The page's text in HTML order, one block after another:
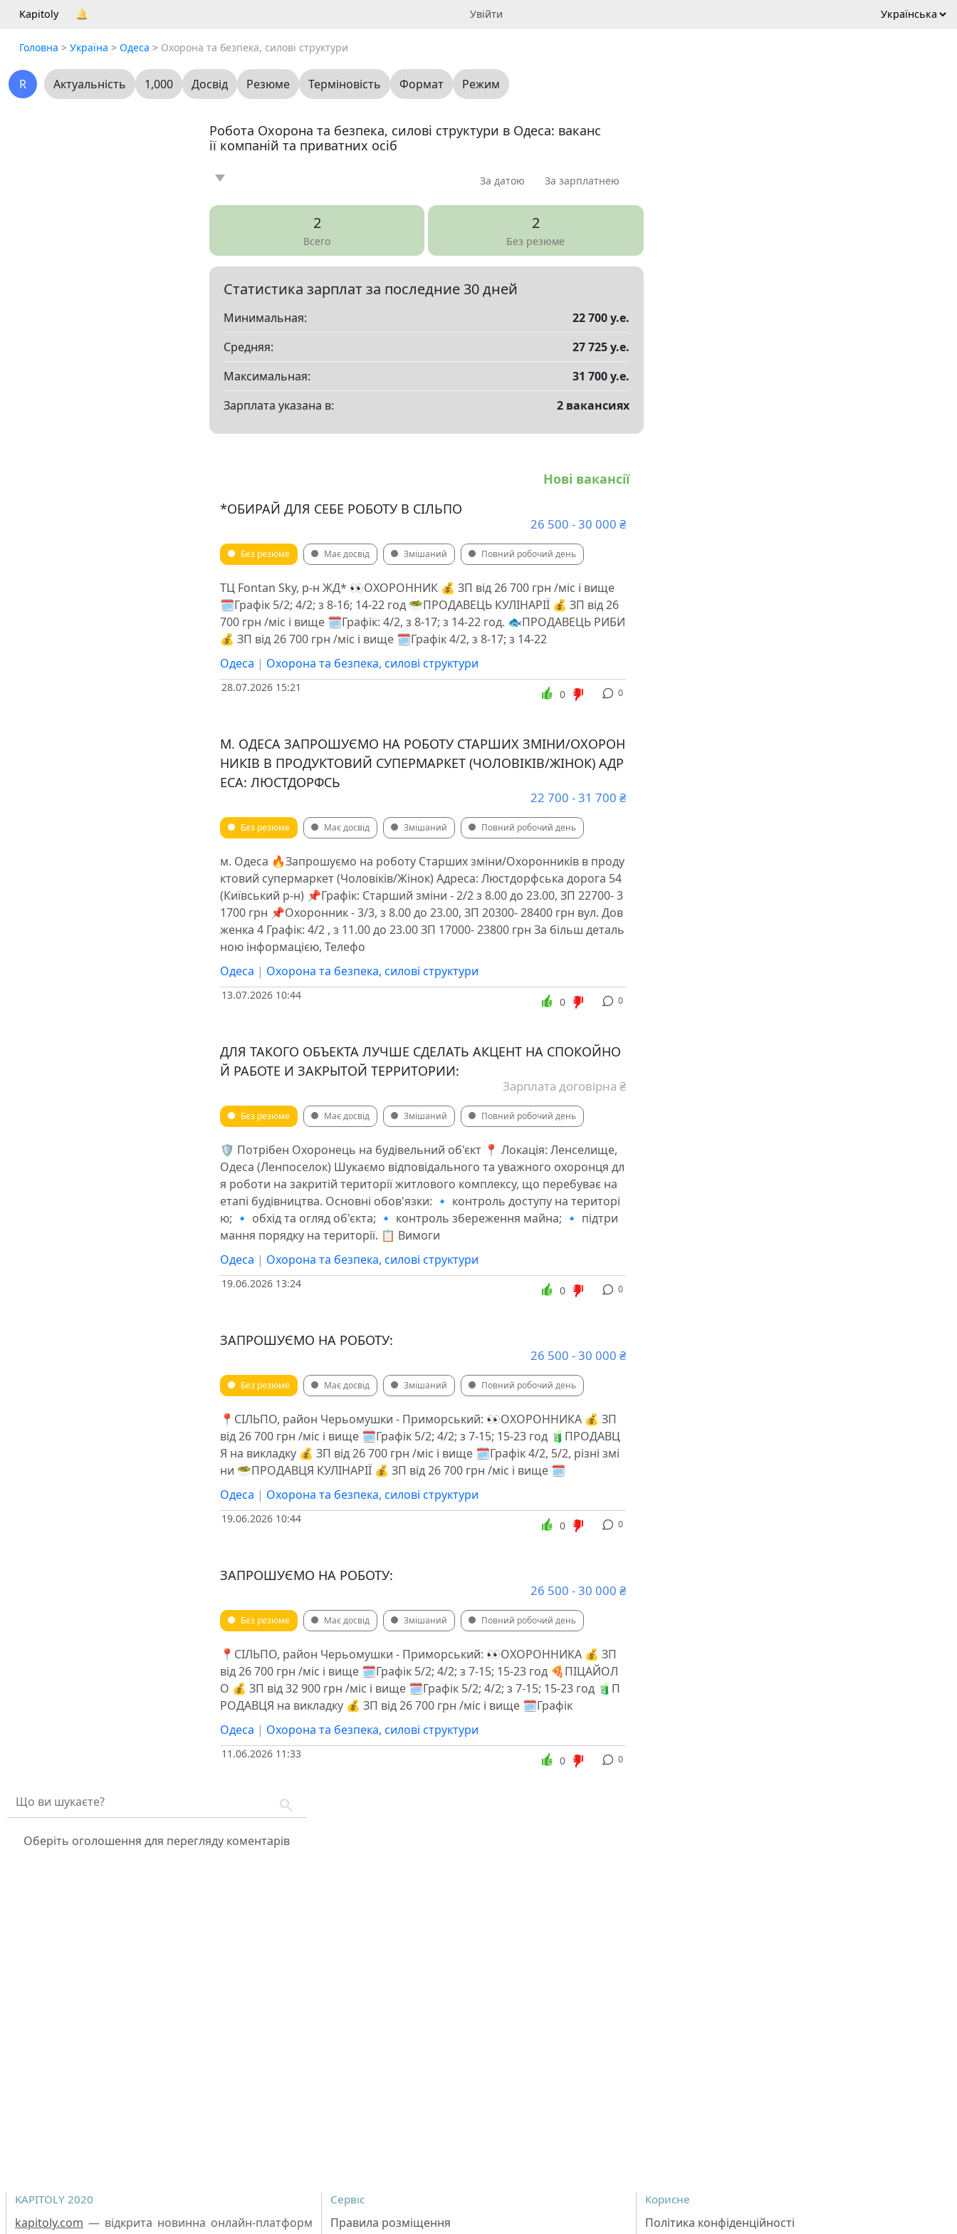
Kapitoly 🔔 Увійти
Головна > Україна > Одеса > Охорона та безпека, силові структури
R Актуальність 1,000 Досвід Резюме Терміновість Формат Режим
Робота Охорона та безпека, силові структури в Одеса: ваканс
ії компаній та приватних осіб
Новина Стаття Пропоную Шукаю Запитання
Резюме
Показать все разделы
За датою За зарплатнею
2
Всего
2
Без резюме
Статистика зарплат за последние 30 дней
Минимальная:
22 700 у.е.
Средняя:
27 725 у.е.
Максимальная:
31 700 у.е.
Зарплата указана в:
2 вакансиях
Нові вакансії
*ОБИРАЙ ДЛЯ СЕБЕ РОБОТУ В СІЛЬПО
26 500 - 30 000 ₴
Без резюме Має досвід Змішаний Повний робочий день
ТЦ Fontan Sky, р-н ЖД* 👀ОХОРОННИК 💰 ЗП від 26 700 грн /міс і вище
🗓️Графік 5/2; 4/2; з 8-16; 14-22 год 🥗ПРОДАВЕЦЬ КУЛІНАРІЇ 💰 ЗП від 26
700 грн /міс і вище 🗓️Графік: 4/2, з 8-17; з 14-22 год. 🐟ПРОДАВЕЦЬ РИБИ
💰 ЗП від 26 700 грн /міс і вище 🗓️Графік 4/2, з 8-17; з 14-22
Одеса | Охорона та безпека, силові структури
28.07.2026 15:21 0
0
М. ОДЕСА ЗАПРОШУЄМО НА РОБОТУ СТАРШИХ ЗМІНИ/ОХОРОН
НИКІВ В ПРОДУКТОВИЙ СУПЕРМАРКЕТ (ЧОЛОВІКІВ/ЖІНОК) АДР
ЕСА: ЛЮСТДОРФСЬ
22 700 - 31 700 ₴
Без резюме Має досвід Змішаний Повний робочий день
м. Одеса 🔥Запрошуємо на роботу Старших зміни/Охоронників в проду
ктовий супермаркет (Чоловіків/Жінок) Адреса: Люстдорфська дорога 54
(Київський р-н) 📌Графік: Старший зміни - 2/2 з 8.00 до 23.00, ЗП 22700- 3
1700 грн 📌Охоронник - 3/3, з 8.00 до 23.00, ЗП 20300- 28400 грн вул. Дов
женка 4 Графік: 4/2 , з 11.00 до 23.00 ЗП 17000- 23800 грн За більш деталь
ною інформацією, Телефо
Одеса | Охорона та безпека, силові структури
13.07.2026 10:44 0
0
ДЛЯ ТАКОГО ОБЪЕКТА ЛУЧШЕ СДЕЛАТЬ АКЦЕНТ НА СПОКОЙНО
Й РАБОТЕ И ЗАКРЫТОЙ ТЕРРИТОРИИ:
Зарплата договірна ₴
Без резюме Має досвід Змішаний Повний робочий день
🛡️ Потрібен Охоронець на будівельний об'єкт 📍 Локація: Ленселище,
Одеса (Ленпоселок) Шукаємо відповідального та уважного охоронця дл
я роботи на закритій території житлового комплексу, що перебуває на
етапі будівництва. Основні обов'язки: 🔹 контроль доступу на територі
ю; 🔹 обхід та огляд об'єкта; 🔹 контроль збереження майна; 🔹 підтри
мання порядку на території. 📋 Вимоги
Одеса | Охорона та безпека, силові структури
19.06.2026 13:24 0
0
ЗАПРОШУЄМО НА РОБОТУ:
26 500 - 30 000 ₴
Без резюме Має досвід Змішаний Повний робочий день
📍СІЛЬПО, район Черьомушки - Приморський: 👀ОХОРОННИКА 💰 ЗП
від 26 700 грн /міс і вище 🗓️Графік 5/2; 4/2; з 7-15; 15-23 год 🧃ПРОДАВЦ
Я на викладку 💰 ЗП від 26 700 грн /міс і вище 🗓️Графік 4/2, 5/2, різні змі
ни 🥗ПРОДАВЦЯ КУЛІНАРІЇ 💰 ЗП від 26 700 грн /міс і вище 🗓️
Одеса | Охорона та безпека, силові структури
19.06.2026 10:44 0
0
ЗАПРОШУЄМО НА РОБОТУ:
26 500 - 30 000 ₴
Без резюме Має досвід Змішаний Повний робочий день
📍СІЛЬПО, район Черьомушки - Приморський: 👀ОХОРОННИКА 💰 ЗП
від 26 700 грн /міс і вище 🗓Графік 5/2; 4/2; з 7-15; 15-23 год 🍕ПІЦАЙОЛ
О 💰 ЗП від 32 900 грн /міс і вище 🗓Графік 5/2; 4/2; з 7-15; 15-23 год 🧃П
РОДАВЦЯ на викладку 💰 ЗП від 26 700 грн /міс і вище 🗓Графік
Одеса | Охорона та безпека, силові структури
11.06.2026 11:33 0
0
Оберіть оголошення для перегляду коментарів
KAPITOLY 2020
kapitoly.com — відкрита новинна онлайн-платформ
Сервіс
Правила розміщення
Корисне
Політика конфіденційності